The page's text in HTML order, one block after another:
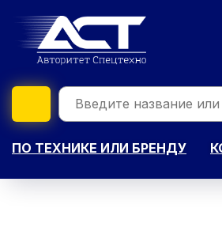
ПО ТЕХНИКЕ ИЛИ БРЕНДУ